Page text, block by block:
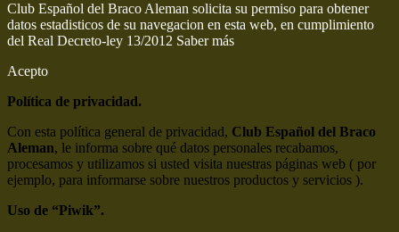
Club Español del Braco Aleman solicita su permiso para obtener
datos estadisticos de su navegacion en esta web, en cumplimiento
del Real Decreto-ley 13/2012 Saber más
Acepto
Política de privacidad.
Con esta política general de privacidad, Club Español del Braco
Aleman, le informa sobre qué datos personales recabamos,
procesamos y utilizamos si usted visita nuestras páginas web ( por
ejemplo, para informarse sobre nuestros productos y servicios ).
Uso de “Piwik”.